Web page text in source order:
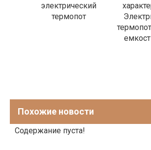
электрический
термопот
Похожие новости
Содержание пуста!